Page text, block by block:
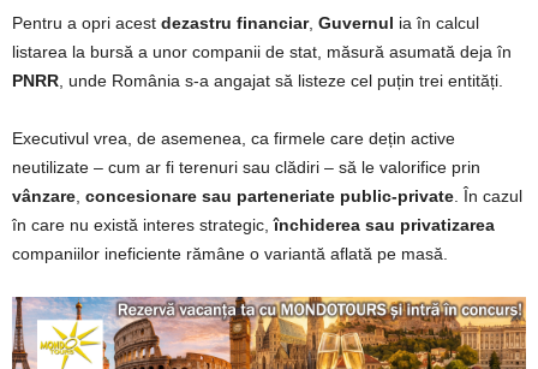
Pentru a opri acest dezastru financiar, Guvernul ia în calcul
listarea la bursă a unor companii de stat, măsură asumată deja în
PNRR , unde România s-a angajat să listeze cel puțin trei entități.
Executivul vrea, de asemenea, ca firmele care dețin active
neutilizate – cum ar fi terenuri sau clădiri – să le valorifice prin
vânzare concesionare sau parteneriate public-private . În cazul
în care nu există interes strategic,închiderea sau privatizarea
companiilor ineficiente rămâne o variantă aflată pe masă.